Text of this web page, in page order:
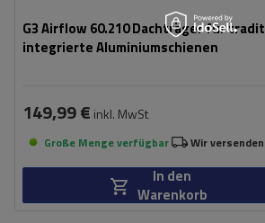
G3 Airflow 60.210 Dachträger für
integrierte Aluminiumschienen
149,99 € inkl. MwSt
Große Menge verfügbar Wir
In den
Warenkorb